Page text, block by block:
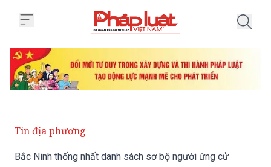
Tin địa phương
Bắc Ninh thống nhất danh sách sơ bộ người ứng cử